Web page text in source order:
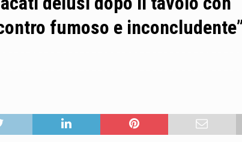
fumoso e inconcludente”